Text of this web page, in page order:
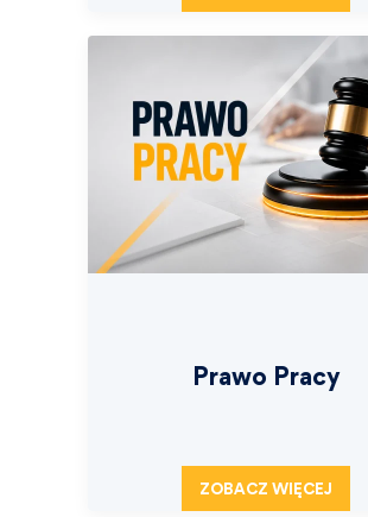
Prawo Pracy
ZOBACZ WIĘCEJ